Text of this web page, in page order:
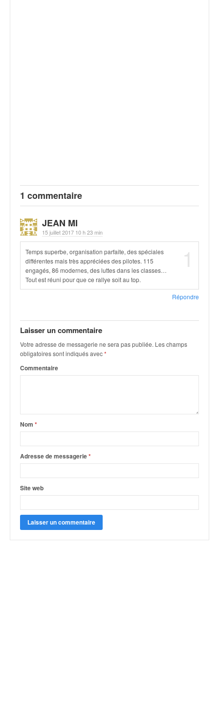
1 commentaire
JEAN MI
15 juillet 2017 10 h 23 min
1
Temps superbe, organisation parfaite, des spéciales
différentes mais très appréciées des pilotes. 115
engagés, 86 modernes, des luttes dans les classes…
Tout est réuni pour que ce rallye soit au top.
Répondre
Laisser un commentaire
Votre adresse de messagerie ne sera pas publiée. Les champs
obligatoires sont indiqués avec*
Commentaire
Nom *
Adresse de messagerie*
Site web